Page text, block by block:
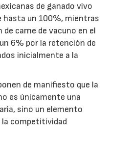
de ganado vivo
hasta un 100%, mientras
de carne de vacuno en el
6% por la retención de
inicialmente a la
de manifiesto que la
es únicamente una
sino un elemento
competitividad